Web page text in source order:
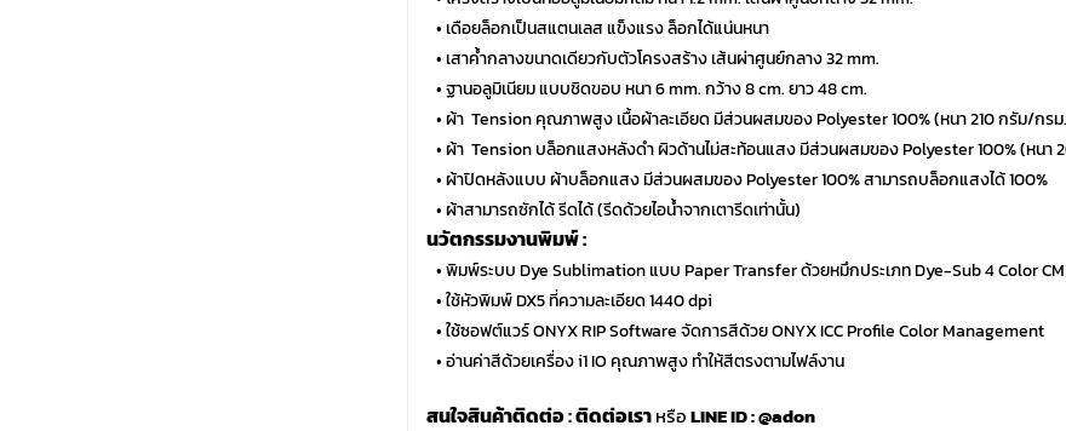
• เดือยล็อกเป็นสแตนเลส แข็งแรง ล็อกได้แน่นหนา
• เสาค้ำกลางขนาดเดียวกับตัวโครงสร้าง เส้นผ่าศูนย์กลาง 32 mm.
• ฐานอลูมิเนียม แบบชิดขอบ หนา 6 mm. กว้าง 8 cm. ยาว 48 cm.
• ผ้า Tension คุณภาพสูง เนื้อผ้าละเอียด มีส่วนผสมของ Polyester 100% (หนา 210 กรัม/กรม
• ผ้า Tension บล็อกแสงหลังดำ ผิวด้านไม่สะท้อนแสง มีส่วนผสมของ Polyester 100% (หนา
• ผ้าปิดหลังแบบ ผ้าบล็อกแสง มีส่วนผสมของ Polyester 100% สามารถบล็อกแสงได้ 100%
• ผ้าสามารถซักได้ รีดได้ (รีดด้วยไอน้ำจากเตารีดเท่านั้น)
นวัตกรรมงานพิมพ์ :
• พิมพ์ระบบ Dye Sublimation แบบ Paper Transfer ด้วยหมึกประเภท Dye-Sub 4 Color
• ใช้หัวพิมพ์ DX5 ที่ความละเอียด 1440 dpi
• ใช้ซอฟต์แวร์ ONYX RIP Software จัดการสีด้วย ONYX ICC Profile Color Management
• อ่านค่าสีด้วยเครื่อง i1 IO คุณภาพสูง ทำให้สีตรงตามไฟล์งาน
สนใจสินค้าติดต่อ:ติดต่อเราหรือLINE ID :@adon